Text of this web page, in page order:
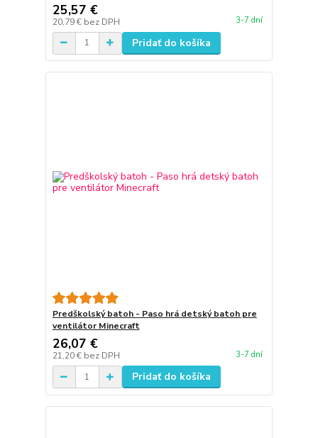
25,57 €
20,79 € bez DPH 3-7 dní
Pridať do košíka
Predškolský batoh - Paso hrá detský batoh pre
ventilátor Minecraft
26,07 €
21,20 € bez DPH 3-7 dní
Pridať do košíka